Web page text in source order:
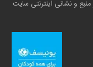
و نشانی اینترنتی سایت